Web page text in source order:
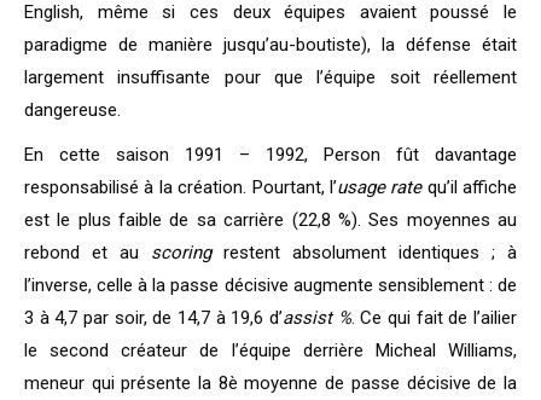
English, même si ces deux équipes avaient poussé le
paradigme de manière jusqu’au-boutiste), la défense était
largement insuffisante pour que l’équipe soit réellement
dangereuse.
En cette saison 1991 – 1992, Person fût davantage
responsabilisé à la création. Pourtant, l’usage ratequ’il affiche
est le plus faible de sa carrière (22,8 %). Ses moyennes au
rebond et au scoringrestent absolument identiques ; à
l’inverse, celle à la passe décisive augmente sensiblement : de
3 à 4,7 par soir, de 14,7 à 19,6 d’assist %. Ce qui fait de l’ailier
le second créateur de l’équipe derrière Micheal Williams,
meneur qui présente la 8è moyenne de passe décisive de la